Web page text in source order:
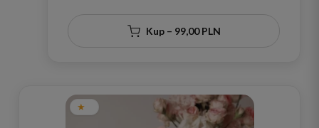
Kup – 99,00 PLN